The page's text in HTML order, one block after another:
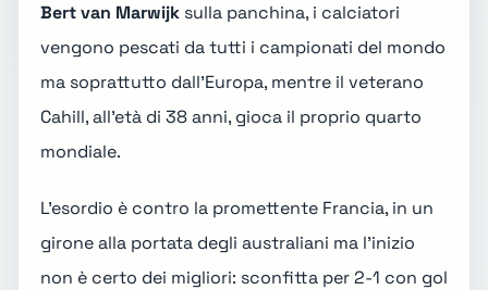
Bert van Marwijk sulla panchina, i calciatori
vengono pescati da tutti i campionati del mondo
ma soprattutto dall'Europa, mentre il veterano
Cahill, all'età di 38 anni, gioca il proprio quarto
mondiale.
L'esordio è contro la promettente Francia, in un
girone alla portata degli australiani ma l'inizio
non è certo dei migliori: sconfitta per 2-1 con gol